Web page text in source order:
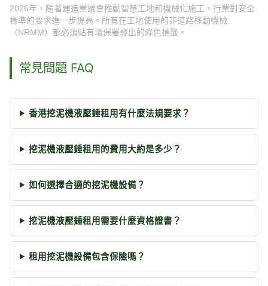
2026年，隨著建造業議會推動智慧工地和機械化施工，行業對安全
標準的要求進一步提高。所有在工地使用的非道路移動機械
（NRMM）都必須貼有環保署發出的綠色標籤。
常見問題 FAQ
香港挖泥機液壓錘租用有什麼法規要求？
挖泥機液壓錘租用的費用大約是多少？
如何選擇合適的挖泥機設備？
挖泥機液壓錘租用需要什麼資格證書？
租用挖泥機設備包含保險嗎？